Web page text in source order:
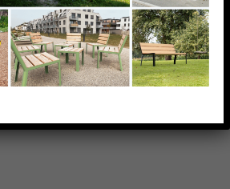
à une table, elle crée
propice aux échanges, aux
aux moments de détente.